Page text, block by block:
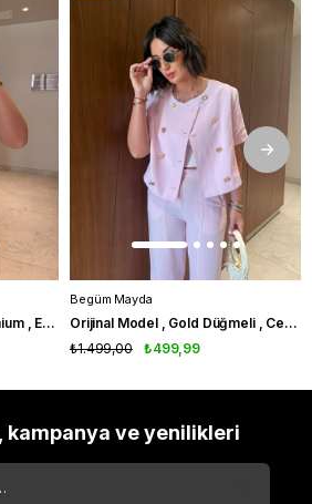
Boyundan Bağlamalı , Premium , Ekru , Pamuk Keten Takım
Begüm Mayda
Orijinal Model , Gold Düğmeli , Ceket & Pantolon , Pembe Takım
₺499,99
₺1.499,00
kampanya ve yenilikleri